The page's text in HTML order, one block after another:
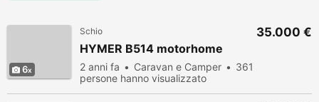
6
Schio
HYMER B514 motorhome
2 anni fa Caravan e Camper
361
persone hanno visualizzato
35.000 €